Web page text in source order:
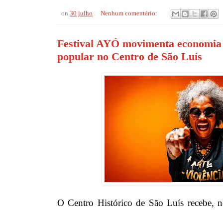
on 30 julho Nenhum comentário:
Festival AYÓ movimenta
popular no Centro de São Luís
O Centro Histórico de São Luís recebe,